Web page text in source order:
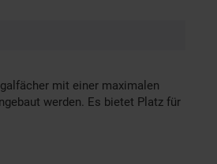
mit einer maximalen
werden. Es bietet Platz für